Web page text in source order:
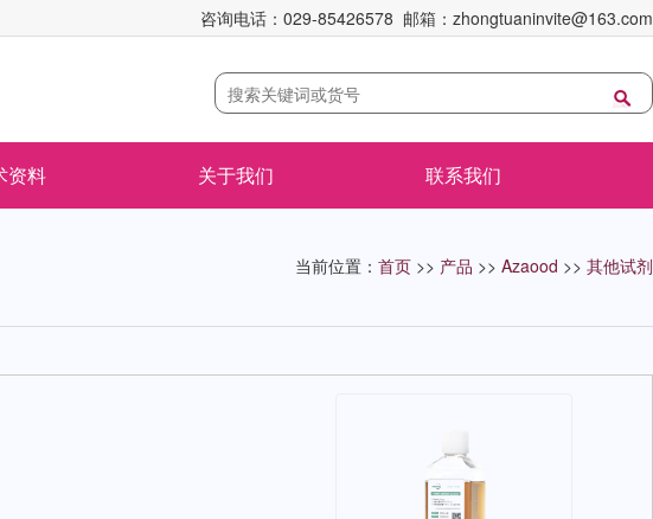
咨询电话：029-85426578 邮箱：zhongtuaninvite@163.com
资料 关于我们 联系我们
当前位置： 首页 >> 产品 >> Azaood >> 其他试剂